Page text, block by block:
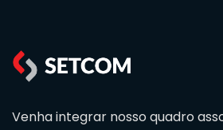
Venha integrar nosso quadro